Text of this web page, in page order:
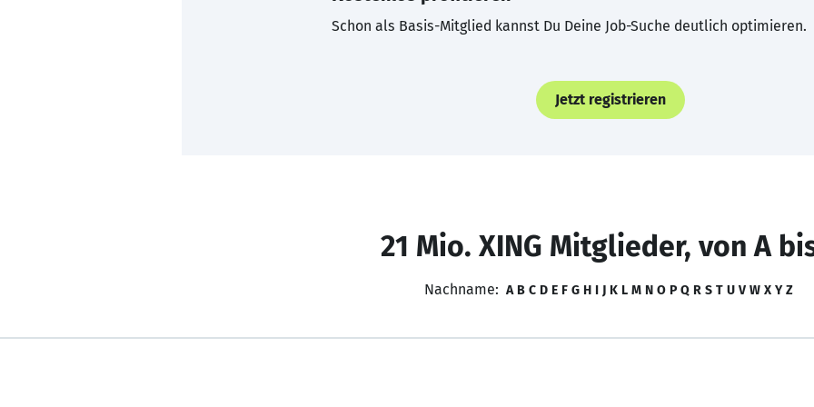
Schon als Basis-Mitglied kannst Du Deine Job-Suche deutlich optimieren.
Jetzt registrieren
21 Mio. XING Mitglieder, von A
Nachname: A B C D E F G H I J K L M N O P Q R S T U V W X Y Z